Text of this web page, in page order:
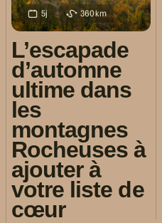
5j 360km
L’escapade
d’automne
ultime dans
les
montagnes
Rocheuses à
ajouter à
votre liste de
cœur